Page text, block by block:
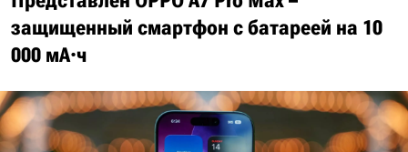
защищенный смартфон с батареей на 10
000 мА·ч